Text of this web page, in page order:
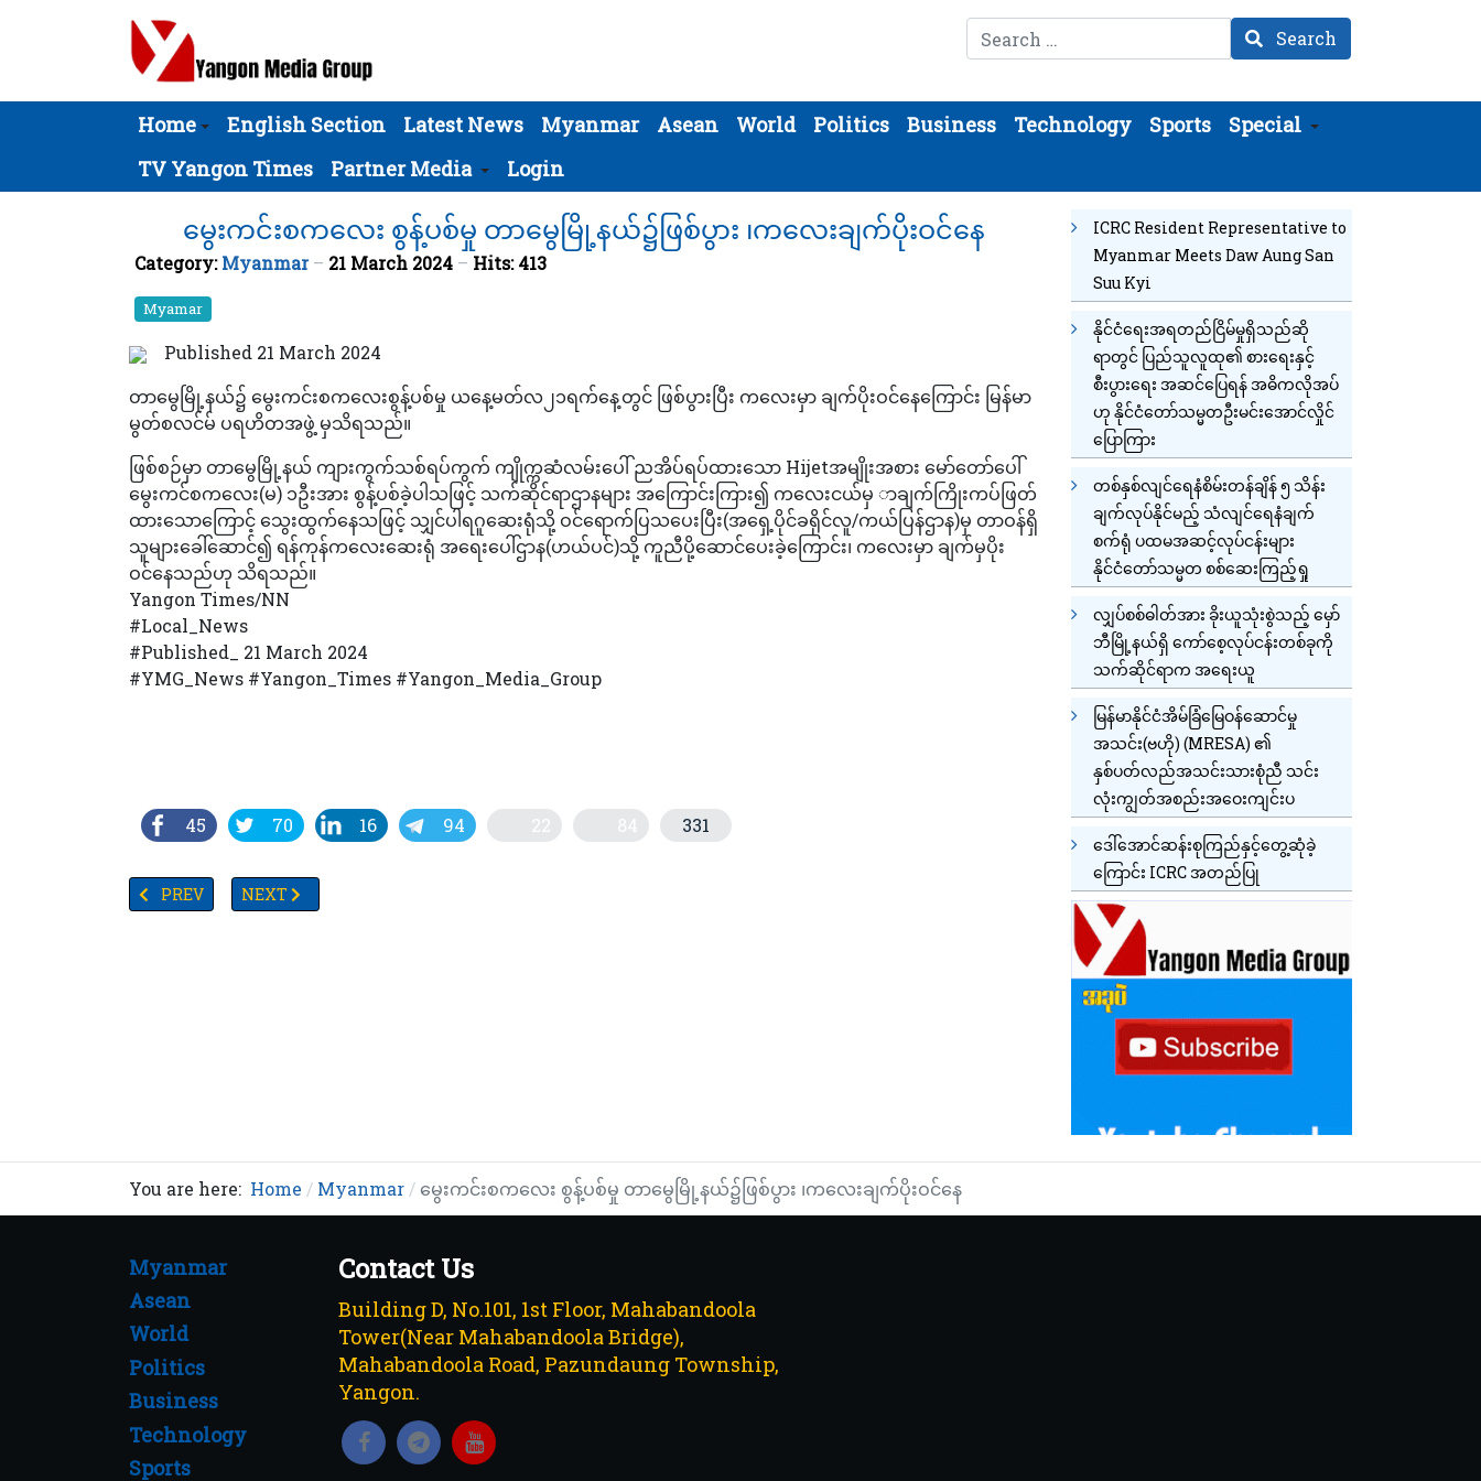
Search Search
Home English Section Latest News Myanmar Asean World Politics Business Technology Sports
Special
TV Yangon Times
Partner Media Login
မွေးကင်းစကလေး စွန့်ပစ်မှု တာမွေမြို့နယ်၌ဖြစ်ပွား ၊ကလေးချက်ပိုးဝင်နေ
Category:Myanmar 21 March 2024 Hits: 413
Myamar
Published 21 March 2024
တာမွေမြို့နယ်၌ မွေးကင်းစကလေးစွန့်ပစ်မှု ယနေ့မတ်လ၂၁ရက်‌နေ့တွင် ဖြစ်ပွားပြီး ကလေးမှာ ချက်ပိုးဝင်နေကြောင်း မြန်မာ
မွတ်စလင်မ် ပရဟိတအဖွဲ့ မှသိရသည်။
ဖြစ်စဉ်မှာ တာမွေမြို့နယ် ကျားကွက်သစ်ရပ်ကွက် ကျိုက္ကဆံလမ်းပေါ် ညအိပ်ရပ်ထားသော Hijetအမျိုးအစား မော်တော်ပေါ်
မွေးကင်စကလေး(မ) ၁ဦးအား စွန့်ပစ်ခဲ့ပါသဖြင့် သက်ဆိုင်ရာဌာနများ အကြောင်းကြား၍ ကလေးငယ်မှ ာချက်ကြိုးကပ်ဖြတ်
ထားသောကြောင့် သွေးထွက်နေသဖြင့် သျှင်ပါရဂူဆေးရုံသို့ ဝင်ရောက်ပြသပေးပြီး(အရှေ့ပိုင်ခရိုင်လူ/ကယ်ပြန်ဌာန)မှ တာဝန်ရှိ
သူများခေါ်ဆောင်၍ ရန်ကုန်ကလေးဆေးရုံ အရေးပေါ်ဌာန(ဟယ်ပင်)သို့ ကူညီပို့ဆောင်ပေးခဲ့ကြောင်း၊ ကလေးမှာ ချက်မှပိုး
ဝင်နေသည်ဟု သိရသည်။
Yangon Times/NN
#Local_News
#Published_ 21 March 2024
#YMG_News #Yangon_Times #Yangon_Media_Group
45 70 16 94 22 84 331
PREVIOUS ARTICLE: TV YANGON TIMES ရဲ့ နေ့စဉ်သတင်းအစီအစဉ် (တိုက်ရိုက်)
PREV NEXT ARTICLE: ရန်ကုန်၌ အချိန်အခါမဟုတ် မိုးထစ်ချုန်းရွာ၊ ကျန်ဒေသများလည်းအချိန်အခါမဟုတ်မိုးသက်လေပြင်းတိုက်ခတ်နိုင်
NEXT
ICRC Resident Representative to
Myanmar Meets Daw Aung San
Suu Kyi
နိုင်ငံရေးအရတည်ငြိမ်မှုရှိသည်ဆို
ရာတွင် ပြည်သူလူထု၏ စားရေးနှင့်
စီးပွားရေး အဆင်ပြေရန် အဓိကလိုအပ်
ဟု နိုင်ငံတော်သမ္မတဦးမင်းအောင်လှိုင်
ပြောကြား
တစ်နှစ်လျင်ရေနံစိမ်းတန်ချိန် ၅ သိန်း
ချက်လုပ်နိုင်မည့် သံလျင်ရေနံချက်
စက်ရုံ ပထမအဆင့်လုပ်ငန်းများ
နိုင်ငံတော်သမ္မတ စစ်ဆေးကြည့်ရှု
လျှပ်စစ်ဓါတ်အား ခိုးယူသုံးစွဲသည့် မှော်
ဘီမြို့နယ်ရှိ ကော်စေ့လုပ်ငန်းတစ်ခုကို
သက်ဆိုင်ရာက အရေးယူ
မြန်မာနိုင်ငံအိမ်ခြံမြေဝန်ဆောင်မှု
အသင်း(ဗဟို) (MRESA) ၏
နှစ်ပတ်လည်အသင်းသားစုံညီ သင်း
လုံးကျွတ်အစည်းအဝေးကျင်းပ
ဒေါ်အောင်ဆန်းစုကြည်နှင့်တွေ့ဆုံခဲ့
ကြောင်း ICRC အတည်ပြု
You are here: Home Myanmar မွေးကင်းစကလေး စွန့်ပစ်မှု တာမွေမြို့နယ်၌ဖြစ်ပွား ၊ကလေးချက်ပိုးဝင်နေ
Myanmar
Asean
World
Politics
Business
Technology
Sports
Contact Us
Building D, No.101, 1st Floor, Mahabandoola
Tower(Near Mahabandoola Bridge),
Mahabandoola Road, Pazundaung Township,
Yangon.